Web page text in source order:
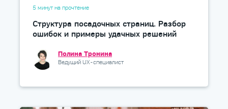
5 минут на прочтение
Структура посадочных страниц. Разбор
ошибок и примеры удачных решений
Полина Тронина
Ведущий UX-специалист